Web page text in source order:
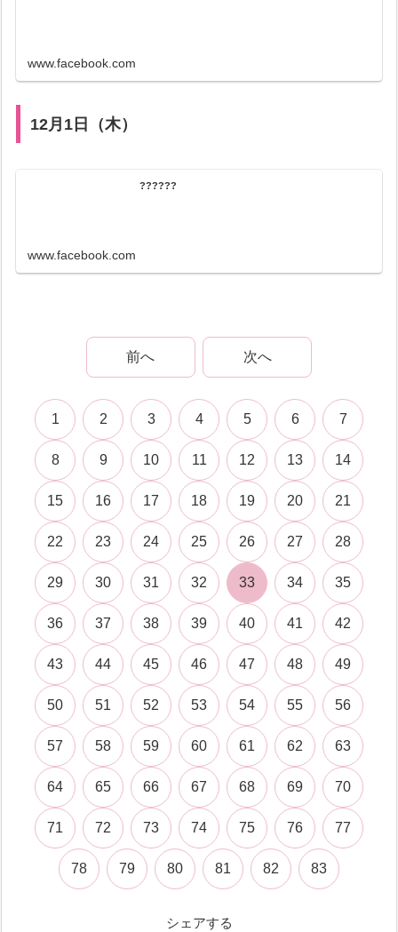
www.facebook.com
12月1日（木）
??????
www.facebook.com
前へ 次へ
1 2 3 4 5 6 7
8 9 10 11 12 13 14
15 16 17 18 19 20 21
22 23 24 25 26 27 28
29 30 31 32 33 34 35
36 37 38 39 40 41 42
43 44 45 46 47 48 49
50 51 52 53 54 55 56
57 58 59 60 61 62 63
64 65 66 67 68 69 70
71 72 73 74 75 76 77
78 79 80 81 82 83
シェアする